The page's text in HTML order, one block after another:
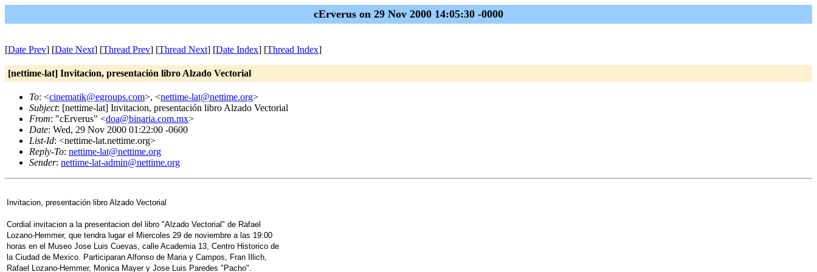
cErverus on 29 Nov 2000 14:05:30 -0000
[Date Prev] [Date Next] [Thread Prev] [Thread Next] [Date Index] [Thread Index]
[nettime-lat] Invitacion, presentación libro Alzado Vectorial
To: <cinematik@egroups.com>, <nettime-lat@nettime.org>
Subject: [nettime-lat] Invitacion, presentación libro Alzado Vectorial
From: "cErverus" <doa@binaria.com.mx>
Date: Wed, 29 Nov 2000 01:22:00 -0600
List-Id: <nettime-lat.nettime.org>
Reply-To: nettime-lat@nettime.org
Sender: nettime-lat-admin@nettime.org
Invitacion, presentación libro Alzado Vectorial
Cordial invitacion a la presentacion del libro "Alzado Vectorial" de Rafael
Lozano-Hemmer, que tendra lugar el Miercoles 29 de noviembre a las 19:00
horas en el Museo Jose Luis Cuevas, calle Academia 13, Centro Historico de
la Ciudad de Mexico. Participaran Alfonso de Maria y Campos, Fran Illich,
Rafael Lozano-Hemmer, Monica Mayer y Jose Luis Paredes "Pacho".